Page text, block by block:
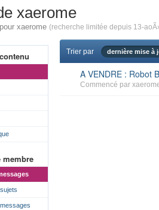
xaerome
xaerome (recherche limitée depuis 13-
membre
Trier par dernière mise à
A VENDRE :
Commencé par